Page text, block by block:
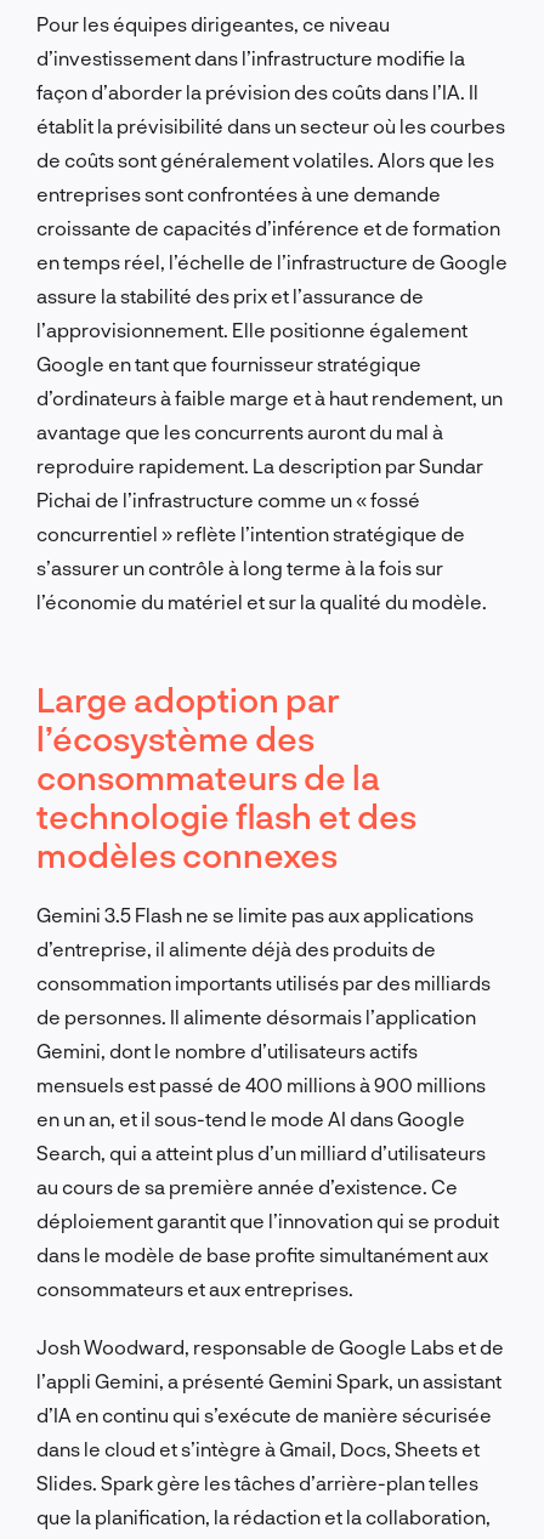
Pour les équipes dirigeantes, ce niveau
d’investissement dans l’infrastructure modifie la
façon d’aborder la prévision des coûts dans l’IA. Il
établit la prévisibilité dans un secteur où les courbes
de coûts sont généralement volatiles. Alors que les
entreprises sont confrontées à une demande
croissante de capacités d’inférence et de formation
en temps réel, l’échelle de l’infrastructure de Google
assure la stabilité des prix et l’assurance de
l’approvisionnement. Elle positionne également
Google en tant que fournisseur stratégique
d’ordinateurs à faible marge et à haut rendement, un
avantage que les concurrents auront du mal à
reproduire rapidement. La description par Sundar
Pichai de l’infrastructure comme un « fossé
concurrentiel » reflète l’intention stratégique de
s’assurer un contrôle à long terme à la fois sur
l’économie du matériel et sur la qualité du modèle.
Large adoption par
l’écosystème des
consommateurs de la
technologie flash et des
modèles connexes
Gemini 3.5 Flash ne se limite pas aux applications
d’entreprise, il alimente déjà des produits de
consommation importants utilisés par des milliards
de personnes. Il alimente désormais l’application
Gemini, dont le nombre d’utilisateurs actifs
mensuels est passé de 400 millions à 900 millions
en un an, et il sous-tend le mode AI dans Google
Search, qui a atteint plus d’un milliard d’utilisateurs
au cours de sa première année d’existence. Ce
déploiement garantit que l’innovation qui se produit
dans le modèle de base profite simultanément aux
consommateurs et aux entreprises.
Josh Woodward, responsable de Google Labs et de
l’appli Gemini, a présenté Gemini Spark, un assistant
d’IA en continu qui s’exécute de manière sécurisée
dans le cloud et s’intègre à Gmail, Docs, Sheets et
Slides. Spark gère les tâches d’arrière-plan telles
que la planification, la rédaction et la collaboration,